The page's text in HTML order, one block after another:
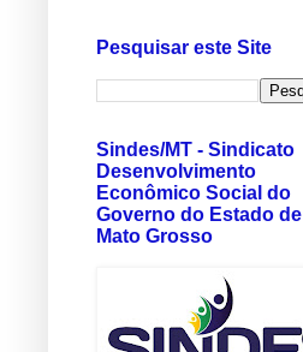
Pesquisar este Site
Sindes/MT - Sindicato
Desenvolvimento
Econômico Social do
Governo do Estado de
Mato Grosso